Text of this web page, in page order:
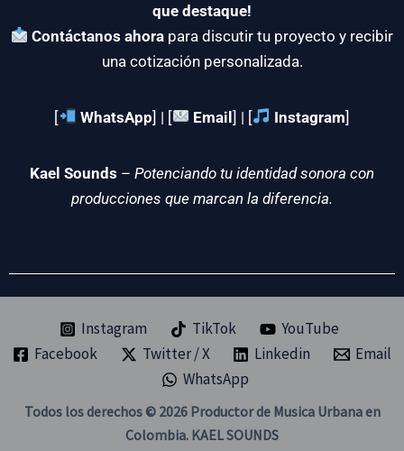
que destaque!
Contáctanos ahora para discutir tu proyecto y recibir
una cotización personalizada.
[ WhatsApp] | [ Email] | [ Instagram]
Kael Sounds – Potenciando tu identidad sonora con
producciones que marcan la diferencia.
Instagram TikTok
YouTube
Facebook
Twitter / X Linkedin
Email
WhatsApp
Todos los derechos © 2026 Productor de Musica Urbana en
Colombia. KAEL SOUNDS